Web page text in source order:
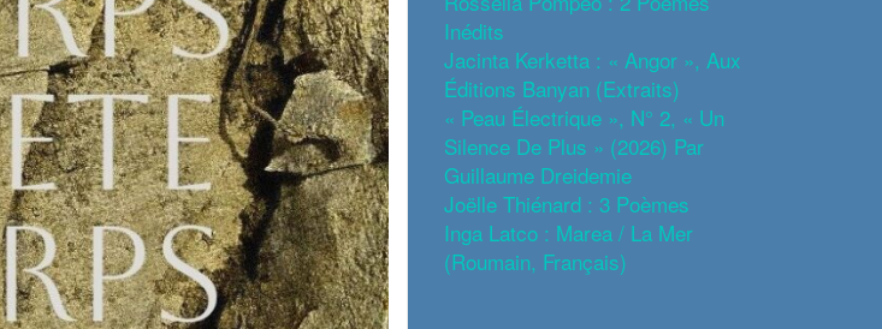
Inédits
Jacinta Kerketta : « Angor », Aux
Éditions Banyan (extraits)
« Peau Électrique », N° 2, « Un
Silence De Plus » (2026) Par
Guillaume Dreidemie
Joëlle Thiénard : 3 Poèmes
Inga Latco : Marea / La Mer
(roumain, Français)